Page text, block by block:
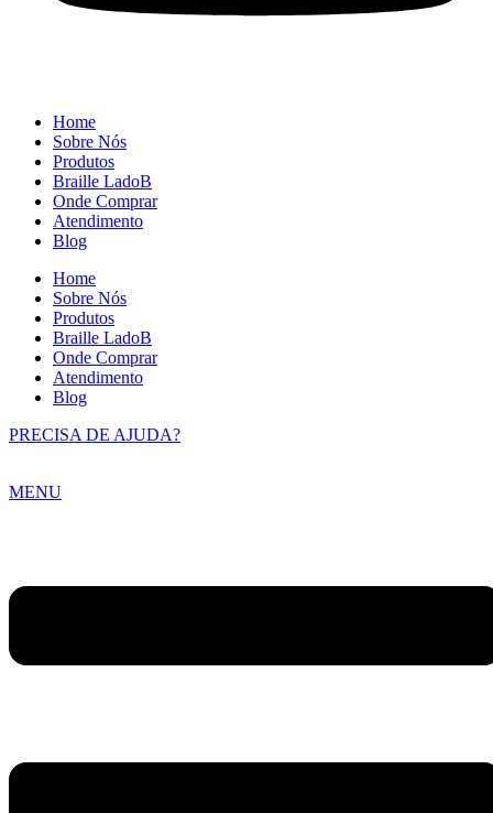
Home
Sobre Nós
Produtos
Braille LadoB
Onde Comprar
Atendimento
Blog
Home
Sobre Nós
Produtos
Braille LadoB
Onde Comprar
Atendimento
Blog
PRECISA DE AJUDA?
MENU